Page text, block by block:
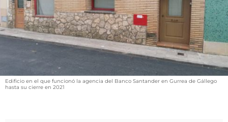
FIESTAS EN EL ALTO ARAGÓN
FIESTAS DE SAN LORENZO
AGENDA
FARMACIAS
Edificio en el que funcionó la agencia del Banco Santander en Gurrea de Gállego
hasta su cierre en 2021